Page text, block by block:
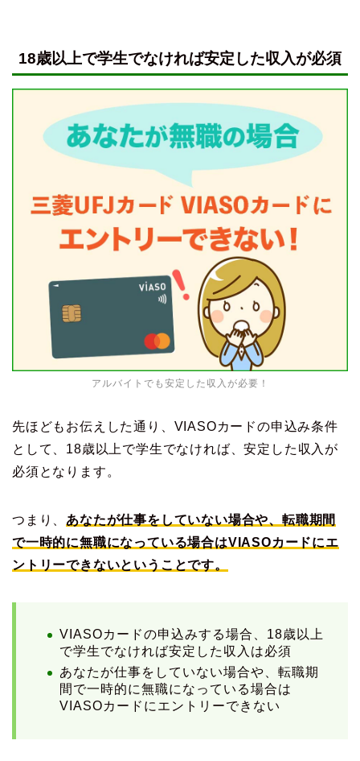
18歳以上で学生でなければ安定した収入が必須
アルバイトでも安定した収入が必要！
先ほどもお伝えした通り、VIASOカードの申込み条件
として、18歳以上で学生でなければ、安定した収入が
必須となります。
つまり、 あなたが仕事をしていない場合や、転職期間
で一時的に無職になっている場合はVIASOカードにエ
ントリーできないということです。
VIASOカードの申込みする場合、18歳以上
で学生でなければ安定した収入は必須
あなたが仕事をしていない場合や、転職期
間で一時的に無職になっている場合は
VIASOカードにエントリーできない